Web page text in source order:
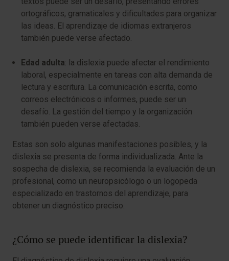
ortográficos, gramaticales y dificultades para organizar
las ideas. El aprendizaje de idiomas extranjeros
también puede verse afectado.
Edad adulta: la dislexia puede afectar el rendimiento
laboral, especialmente en tareas con alta demanda de
lectura y escritura. La comunicación escrita, como
correos electrónicos o informes, puede ser un
desafío. La gestión del tiempo y la organización
también pueden verse afectadas.
Estas son solo algunas manifestaciones posibles, y la
dislexia se presenta de forma individualizada. Ante la
sospecha de dislexia, se recomienda la evaluación de un
profesional, como un neuropsicólogo o un logopeda
especializado en trastornos del aprendizaje, para
obtener un diagnóstico preciso.
¿Cómo se puede identificar la dislexia?